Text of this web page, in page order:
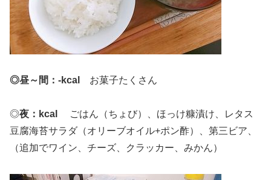
◎昼～間：-kcal お菓子たくさん
◎夜：kcal
ごはん（ちょび）、ほっけ糠漬け、レタス
豆腐海苔サラダ（オリーブオイル+ポン酢）、第三ビア、
（追加でワイン、チーズ、クラッカー、みかん）